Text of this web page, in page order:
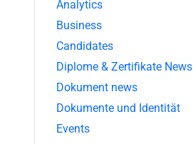
Analytics
Business
Candidates
Diplome & Zertifikate News
Dokument news
Dokumente und Identität
Events